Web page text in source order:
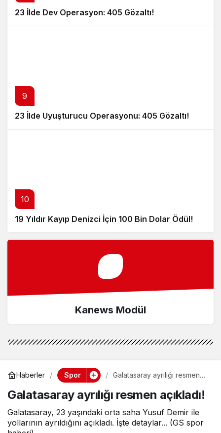
23 İlde Dev Operasyon: 405 Gözaltı!
9
23 İlde Uyuşturucu Operasyonu: 405 Gözaltı!
10
19 Yıldır Kayıp Denizci İçin 100 Bin Dolar Ödül!
Kanews Modül
Haberler Spor
Galatasaray ayrılığı resmen
Galatasaray ayrılığı resmen açıkladı!
Galatasaray, 23 yaşındaki orta saha Yusuf Demir ile
yollarının ayrıldığını açıkladı. İşte detaylar... (GS spor